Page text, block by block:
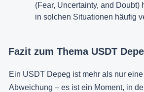
(Fear, Uncertainty, and Doubt)
in solchen Situationen häufig
Fazit zum Thema USDT
Ein USDT Depeg ist mehr als nur
Abweichung – es ist ein Moment, in